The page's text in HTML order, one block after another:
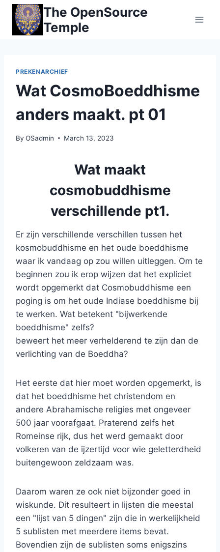
Skip
content
The OpenSource
Temple
PREKENARCHIEF
Wat CosmoBoeddhisme
anders maakt. pt 01
By OSadmin March 13, 2023
Wat maakt
cosmobuddhisme
verschillende pt1.
Er zijn verschillende verschillen tussen het
kosmobuddhisme en het oude boeddhisme
waar ik vandaag op zou willen uitleggen. Om te
beginnen zou ik erop wijzen dat het expliciet
wordt opgemerkt dat Cosmobuddhisme een
poging is om het oude Indiase boeddhisme bij
te werken. Wat betekent "bijwerkende
boeddhisme" zelfs?
beweert het meer verhelderend te zijn dan de
verlichting van de Boeddha?
Het eerste dat hier moet worden opgemerkt, is
dat het boeddhisme het christendom en
andere Abrahamische religies met ongeveer
500 jaar voorafgaat. Praterend zelfs het
Romeinse rijk, dus het werd gemaakt door
volkeren van de ijzertijd voor wie geletterdheid
buitengewoon zeldzaam was.
Daarom waren ze ook niet bijzonder goed in
wiskunde. Dit resulteert in lijsten die meestal
een "lijst van 5 dingen" zijn die in werkelijkheid
5 sublisten met meerdere items bevat.
Bovendien zijn de sublisten soms enigszins